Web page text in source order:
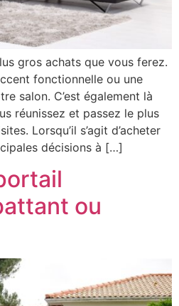
gros achats que vous ferez.
fonctionnelle ou une
salon. C’est également là
réunissez et passez le plus
Lorsqu’il s’agit d’acheter
décisions à […]
ou